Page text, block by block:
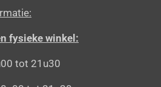
fysieke winkel:
tot 21u30